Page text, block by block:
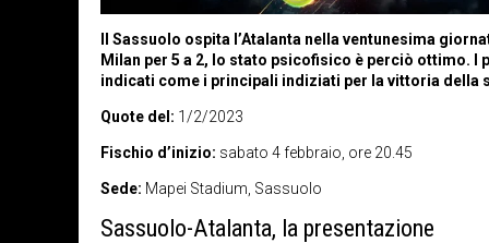
Il Sassuolo ospita l’Atalanta nella ventunesima
Milan per 5 a 2, lo stato psicofisico è perciò ottimo.
indicati come i principali indiziati per la vittoria della
Quote del: 1/2/2023
Fischio d’inizio: sabato 4 febbraio, ore 20.45
Sede: Mapei Stadium, Sassuolo
Sassuolo-Atalanta, la presentazione